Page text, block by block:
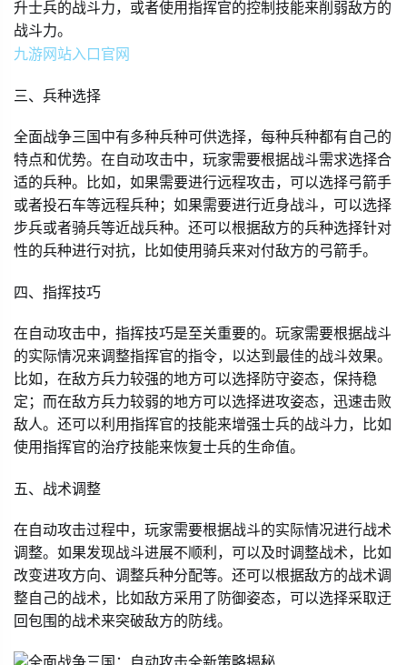
升士兵的战斗力，或者使用指挥官的控制技能来削弱敌方的
战斗力。
九游网站入口官网
三、兵种选择
全面战争三国中有多种兵种可供选择，每种兵种都有自己的
特点和优势。在自动攻击中，玩家需要根据战斗需求选择合
适的兵种。比如，如果需要进行远程攻击，可以选择弓箭手
或者投石车等远程兵种；如果需要进行近身战斗，可以选择
步兵或者骑兵等近战兵种。还可以根据敌方的兵种选择针对
性的兵种进行对抗，比如使用骑兵来对付敌方的弓箭手。
四、指挥技巧
在自动攻击中，指挥技巧是至关重要的。玩家需要根据战斗
的实际情况来调整指挥官的指令，以达到最佳的战斗效果。
比如，在敌方兵力较强的地方可以选择防守姿态，保持稳
定；而在敌方兵力较弱的地方可以选择进攻姿态，迅速击败
敌人。还可以利用指挥官的技能来增强士兵的战斗力，比如
使用指挥官的治疗技能来恢复士兵的生命值。
五、战术调整
在自动攻击过程中，玩家需要根据战斗的实际情况进行战术
调整。如果发现战斗进展不顺利，可以及时调整战术，比如
改变进攻方向、调整兵种分配等。还可以根据敌方的战术调
整自己的战术，比如敌方采用了防御姿态，可以选择采取迂
回包围的战术来突破敌方的防线。